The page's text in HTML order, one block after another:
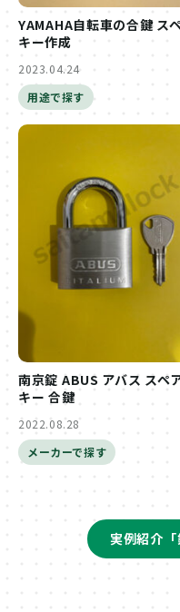
YAMAHA自転車の合鍵 ス
キー作成
2023.04.24
用途で探す
南京錠 ABUS アバス スペ
キー 合鍵
2022.08.28
メーカーで探す
実例紹介